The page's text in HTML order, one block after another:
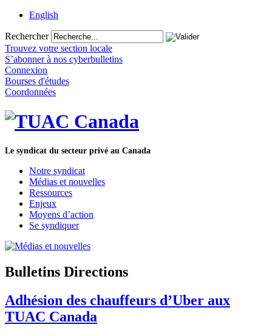
English
Rechercher
Trouvez votre section locale
S’abonner à nos cyberbulletins
Connexion
Bourses d'études
Coordonnées
Le syndicat du secteur privé au Canada
Notre syndicat
Médias et nouvelles
Ressources
Enjeux
Moyens d’action
Se syndiquer
Bulletins Directions
Adhésion des chauffeurs d’Uber aux
TUAC Canada